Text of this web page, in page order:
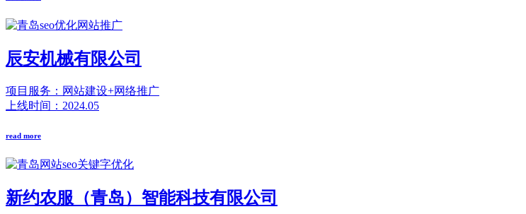
辰安机械有限公司
项目服务：网站建设+网络推广
上线时间：2024.05
read more
新约农服（青岛）智能科技有限公司